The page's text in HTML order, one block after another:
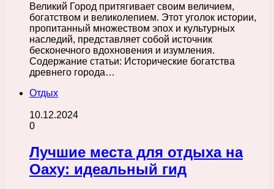
Великий Город притягивает своим величием,
богатством и великолепием. Этот уголок истории,
пропитанный множеством эпох и культурных
наследий, представляет собой источник
бесконечного вдохновения и изумления.
Содержание статьи: Исторические богатства
древнего города…
Отдых
10.12.2024
0
Лучшие места для отдыха на
Оаху: идеальный гид